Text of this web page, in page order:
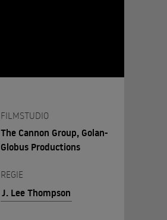
FILMSTUDIO
The Cannon Group, Golan-
Globus Productions
REGIE
J. Lee Thompson